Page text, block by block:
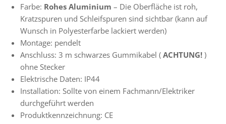
Farbe: Rohes Aluminium – Die Oberfläche ist roh,
Kratzspuren und Schleifspuren sind sichtbar (kann auf
Wunsch in Polyesterfarbe lackiert werden)
Montage: pendelt
Anschluss: 3 m schwarzes Gummikabel ( ACHTUNG! )
ohne Stecker
Elektrische Daten: IP44
Installation: Sollte von einem Fachmann/Elektriker
durchgeführt werden
Produktkennzeichnung: CE